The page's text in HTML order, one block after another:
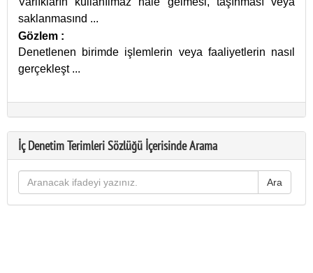
saklanmasınd ...
Gözlem :
Denetlenen birimde işlemlerin veya faaliyetlerin nasıl
gerçekleşt ...
İç Denetim Terimleri Sözlüğü İçerisinde Arama